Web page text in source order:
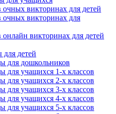
очных викторинах для детей
очных викторинах для
викторинах для детей
детей
для дошкольников
для учащихся 1-х классов
для учащихся 2-х классов
для учащихся 3-х классов
для учащихся 4-х классов
для учащихся 5-х классов